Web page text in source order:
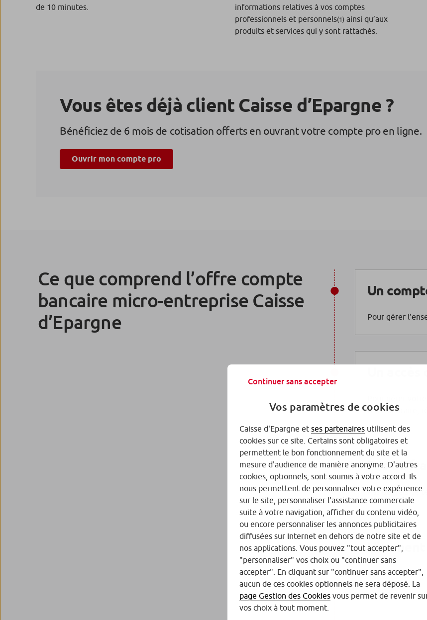
de 10 minutes.
informations relatives à vos comptes
professionnels et personnels(1) ainsi qu’aux
produits et services qui y sont rattachés.
Vous êtes déjà client Caisse d’Epargne ?
Bénéficiez de 6 mois de cotisation offerts en ouvrant votre compte pro en ligne.
Ouvrir mon compte pro
Ce que comprend l’offre compte
bancaire micro-entreprise Caisse
d’Epargne
Un
Pour gérer
Un
Pour gérer
carte bancaire,
Pas de
Pas de frais de
Virement
En illimité(2).
Continuer sans accepter
Vos paramètres de cookies
Caisse d'Epargne et ses partenaires utilisent des
cookies sur ce site. Certains sont obligatoires et
permettent le bon fonctionnement du site et la
mesure d'audience de manière anonyme. D'autres
cookies, optionnels, sont soumis à votre accord. Ils
nous permettent de personnaliser votre expérience
sur le site, personnaliser l'assistance commerciale
suite à votre navigation, afficher du contenu vidéo,
ou encore personnaliser les annonces publicitaires
diffusées sur Internet en dehors de notre site et de
nos applications. Vous pouvez "tout accepter",
"personnaliser" vos choix ou "continuer sans
accepter". En cliquant sur "continuer sans accepter",
aucun de ces cookies optionnels ne sera déposé. La
page Gestion des Cookies vous permet de revenir
vos choix à tout moment.